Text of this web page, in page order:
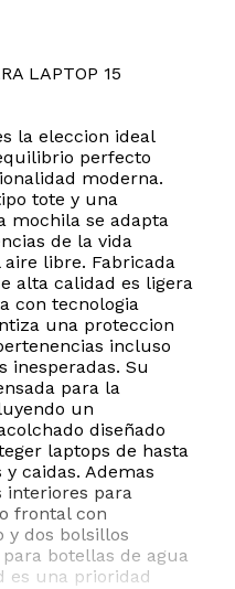
LAPTOP 15
la eleccion ideal
perfecto
moderna.
tote y una
mochila se adapta
de la vida
libre. Fabricada
alta calidad es ligera
con tecnologia
una proteccion
incluso
inesperadas. Su
para la
un
diseñado
laptops de hasta
caidas. Ademas
interiores para
frontal con
y dos bolsillos
botellas de agua
es una prioridad